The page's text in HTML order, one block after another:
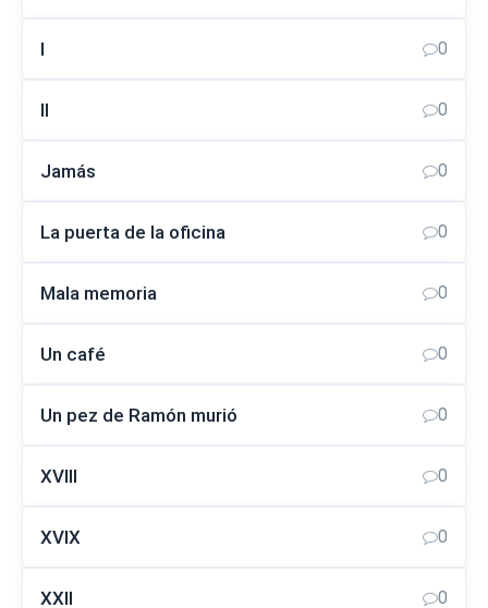
I 0
II 0
Jamás 0
La puerta de la oficina 0
Mala memoria 0
Un café 0
Un pez de Ramón murió 0
XVIII 0
XVIX 0
XXII 0